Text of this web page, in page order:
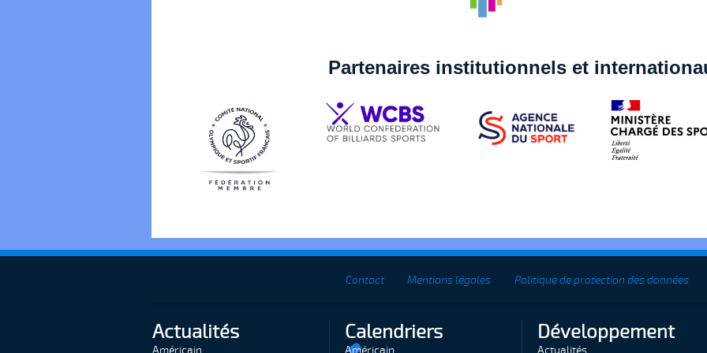
Partenaires institutionnels et
Contact Mentions légales Politique de protection des données
Actualités
Américain
Calendriers
Américain
Développement
Actualités